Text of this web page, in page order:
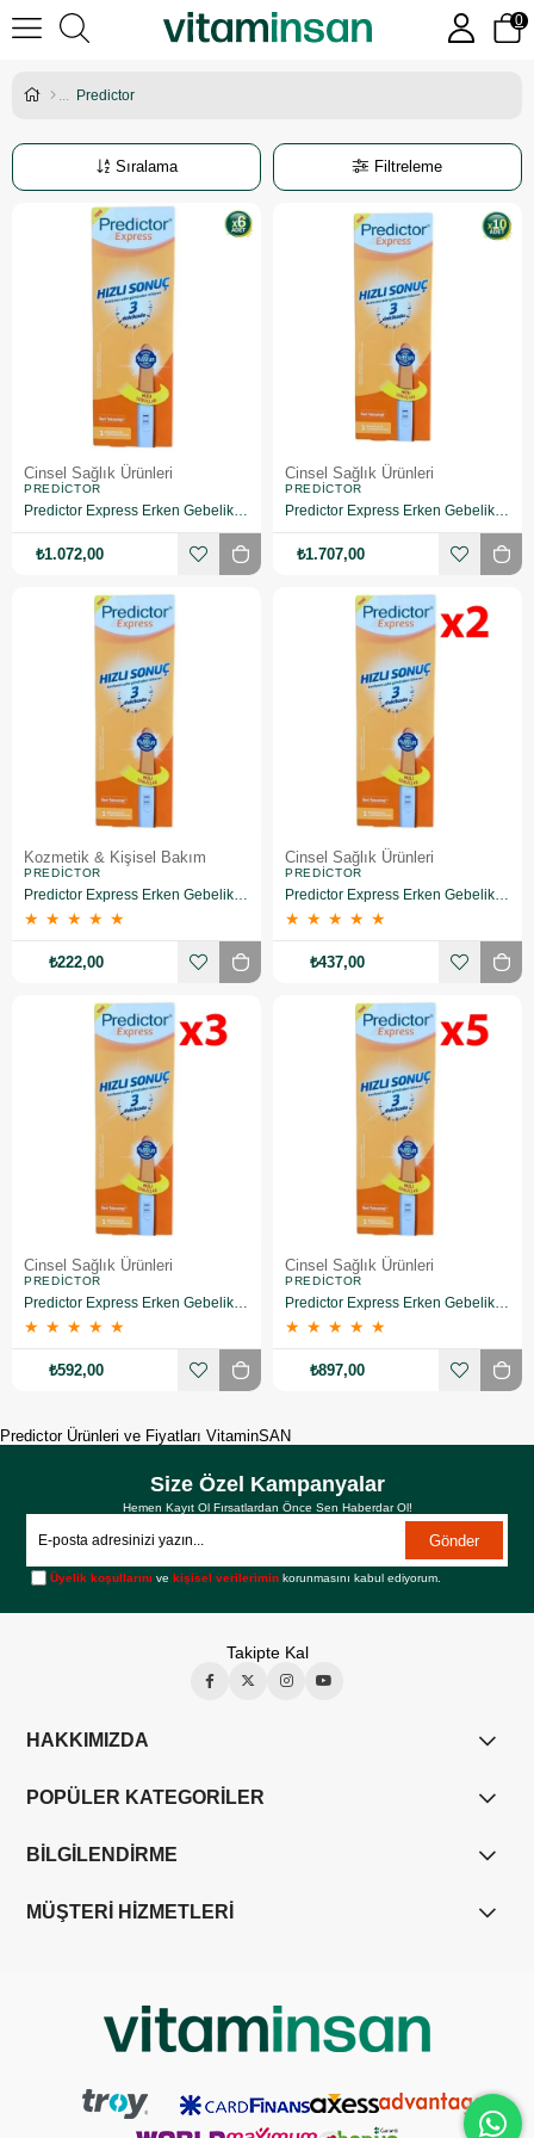
0
Predictor
Filtreleme
Sıralama
Cinsel Sağlık Ürünleri
PREDICTOR
Predictor Express Erken Gebelik Testi 6 Adet
₺1.072,00
Cinsel Sağlık Ürünleri
PREDICTOR
Predictor Express Erken Gebelik Testi 10 Adet
₺1.707,00
Kozmetik & Kişisel Bakım
PREDICTOR
Predictor Express Erken Gebelik Testi
★ ★ ★ ★ ★
₺222,00
Cinsel Sağlık Ürünleri
PREDICTOR
Predictor Express Erken Gebelik Testi 2 Adet
★ ★ ★ ★ ★
₺437,00
Cinsel Sağlık Ürünleri
PREDICTOR
Predictor Express Erken Gebelik Testi 3 Adet
★ ★ ★ ★ ★
₺592,00
Cinsel Sağlık Ürünleri
PREDICTOR
Predictor Express Erken Gebelik Testi 5 Adet
★ ★ ★ ★ ★
₺897,00
Predictor Ürünleri ve Fiyatları VitaminSAN
Size Özel Kampanyalar
Hemen Kayıt Ol Fırsatlardan Önce Sen Haberdar Ol!
Gönder
Üyelik koşullarını vekişisel verilerimin korunmasını kabul ediyorum.
Takipte Kal
HAKKIMIZDA
POPÜLER KATEGORİLER
BİLGİLENDİRME
MÜŞTERİ HİZMETLERİ